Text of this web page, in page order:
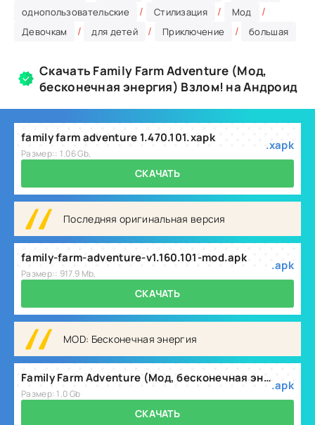
однопользовательские / Стилизация / Мод /
Девочкам / для детей / Приключение / большая
Скачать Family Farm Adventure (Мод,
бесконечная энергия) Взлом! на Андроид
family farm adventure 1.470.101.xapk
Размер:: 1.06 Gb,
.xapk
СКАЧАТЬ
Последняя оригинальная версия
family-farm-adventure-v1.160.101-mod.apk
Размер:: 917.9 Mb,
.apk
СКАЧАТЬ
MOD: Бесконечная энергия
Family Farm Adventure (Мод, бесконечная энергия) v1.480.101
Размер: 1.0 Gb
.apk
СКАЧАТЬ